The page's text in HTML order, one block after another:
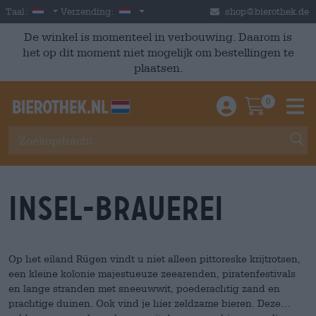
Skip to main content
Taal: Dutch
Verzending: Nederland shop@bierothek.de
De winkel is momenteel in verbouwing. Daarom is
het op dit moment niet mogelijk om bestellingen te
plaatsen.
Einloggen /
0
Insel-Brauerei
Op het eiland Rügen vindt u niet alleen pittoreske krijtrotsen,
een kleine kolonie majestueuze zeearenden, piratenfestivals
en lange stranden met sneeuwwit, poederachtig zand en
prachtige duinen. Ook vind je hier zeldzame bieren. Deze